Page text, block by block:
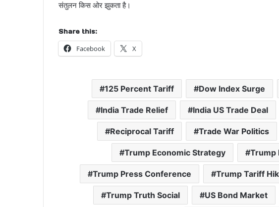
संतुलन किस ओर झुकता है।
C
h
a
Share this:
Facebook X
125 Percent Tariff Dow Index Surge
India Trade Relief India US Trade Deal
Reciprocal Tariff Trade War Politics
Trump Economic Strategy Trump
Trump Press Conference Trump Tariff
Trump Truth Social US Bond Market